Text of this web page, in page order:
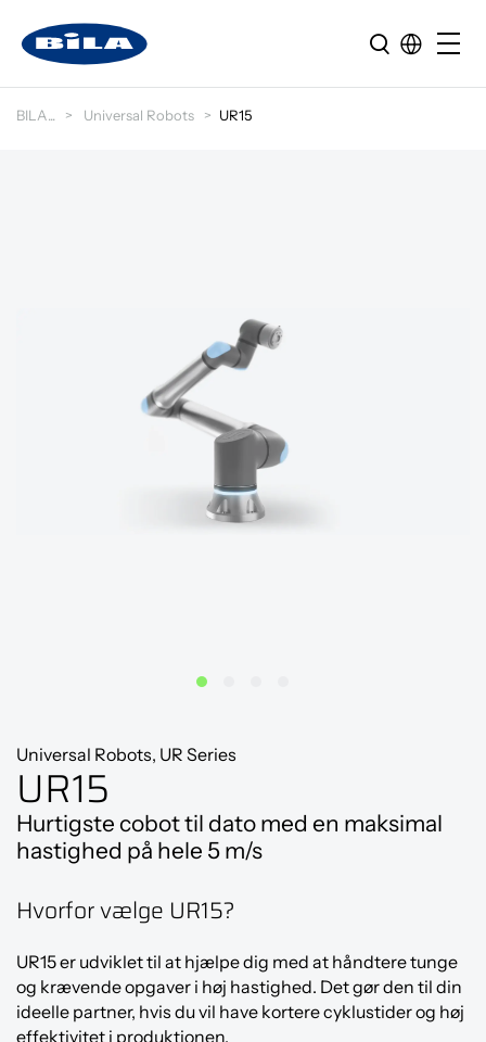
BILA Universal Robots UR15
Universal Robots, UR Series
UR15
Hurtigste cobot til dato med en maksimal
hastighed på hele 5 m/s
Hvorfor vælge UR15?
UR15 er udviklet til at hjælpe dig med at håndtere tunge
og krævende opgaver i høj hastighed. Det gør den til din
ideelle partner, hvis du vil have kortere cyklustider og høj
effektivitet i produktionen.